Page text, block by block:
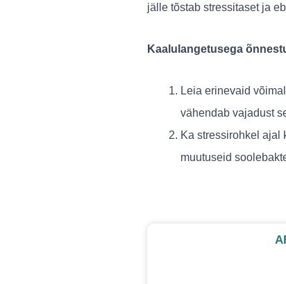
jälle tõstab stressitaset ja
Kaalulangetusega
Leia erinevaid
vähendab vajadust
Ka stressirohkel ajal
muutuseid